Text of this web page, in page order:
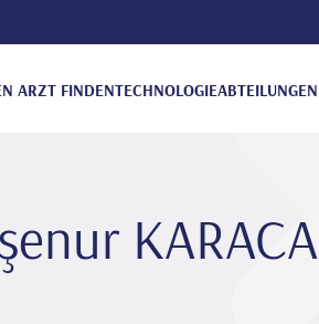
ARZT FINDENTECHNOLOGIE
KARACA